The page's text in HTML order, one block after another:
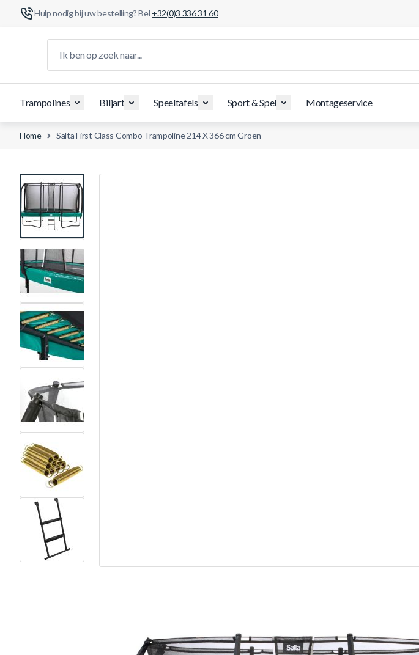
Hulp nodig bij uw bestelling? Bel +32(0)3 336 31 60
Trampolines Biljart Speeltafels Sport & Spel Montageservice
Home Salta First Class Combo Trampoline 214 X 366 cm Groen
View larger image
View larger image
View larger image